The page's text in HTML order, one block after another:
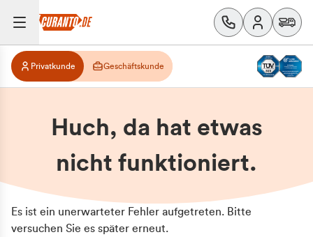
Privatkunde Geschäftskunde
Huch, da hat etwas
nicht funktioniert.
Es ist ein unerwarteter Fehler aufgetreten. Bitte
versuchen Sie es später erneut.